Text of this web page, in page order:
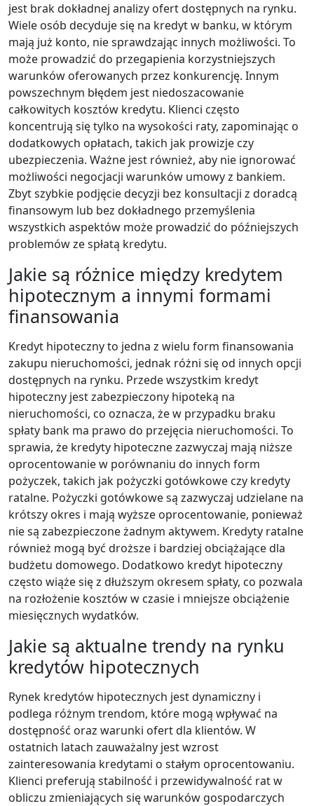
jest brak dokładnej analizy ofert dostępnych na rynku.
Wiele osób decyduje się na kredyt w banku, w którym
mają już konto, nie sprawdzając innych możliwości. To
może prowadzić do przegapienia korzystniejszych
warunków oferowanych przez konkurencję. Innym
powszechnym błędem jest niedoszacowanie
całkowitych kosztów kredytu. Klienci często
koncentrują się tylko na wysokości raty, zapominając o
dodatkowych opłatach, takich jak prowizje czy
ubezpieczenia. Ważne jest również, aby nie ignorować
możliwości negocjacji warunków umowy z bankiem.
Zbyt szybkie podjęcie decyzji bez konsultacji z doradcą
finansowym lub bez dokładnego przemyślenia
wszystkich aspektów może prowadzić do późniejszych
problemów ze spłatą kredytu.
Jakie są różnice między kredytem
hipotecznym a innymi formami
finansowania
Kredyt hipoteczny to jedna z wielu form finansowania
zakupu nieruchomości, jednak różni się od innych opcji
dostępnych na rynku. Przede wszystkim kredyt
hipoteczny jest zabezpieczony hipoteką na
nieruchomości, co oznacza, że w przypadku braku
spłaty bank ma prawo do przejęcia nieruchomości. To
sprawia, że kredyty hipoteczne zazwyczaj mają niższe
oprocentowanie w porównaniu do innych form
pożyczek, takich jak pożyczki gotówkowe czy kredyty
ratalne. Pożyczki gotówkowe są zazwyczaj udzielane na
krótszy okres i mają wyższe oprocentowanie, ponieważ
nie są zabezpieczone żadnym aktywem. Kredyty ratalne
również mogą być droższe i bardziej obciążające dla
budżetu domowego. Dodatkowo kredyt hipoteczny
często wiąże się z dłuższym okresem spłaty, co pozwala
na rozłożenie kosztów w czasie i mniejsze obciążenie
miesięcznych wydatków.
Jakie są aktualne trendy na rynku
kredytów hipotecznych
Rynek kredytów hipotecznych jest dynamiczny i
podlega różnym trendom, które mogą wpływać na
dostępność oraz warunki ofert dla klientów. W
ostatnich latach zauważalny jest wzrost
zainteresowania kredytami o stałym oprocentowaniu.
Klienci preferują stabilność i przewidywalność rat w
obliczu zmieniających się warunków gospodarczych